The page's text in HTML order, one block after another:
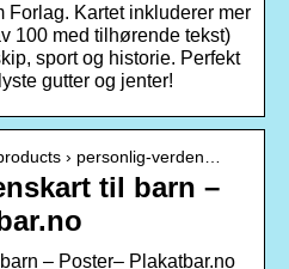
Forlag. Kartet inkluderer mer
100 med tilhørende tekst)
sport og historie. Perfekt
gutter og jenter!
› personlig-verden…
til barn –
– Poster– Plakatbar.no